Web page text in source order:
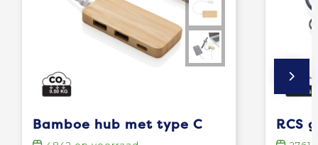
Bamboe hub met type C